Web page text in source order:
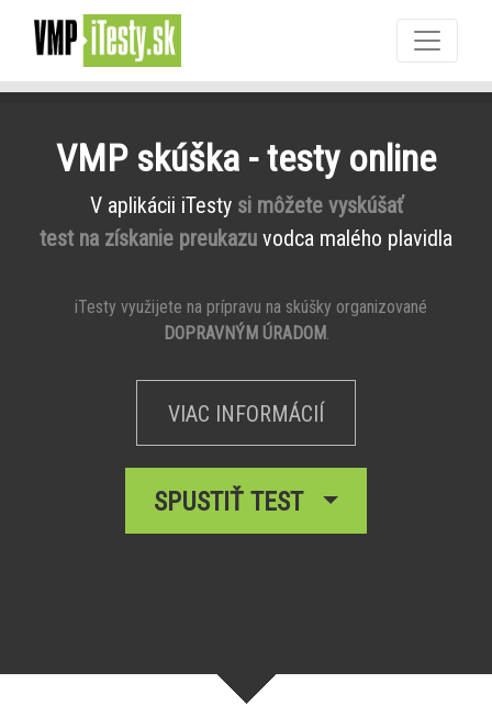
VMP skúška - testy online
V aplikácii iTesty si môžete vyskúšať
test na získanie preukazu vodca malého plavidla
iTesty využijete na prípravu na skúšky organizované
DOPRAVNÝM ÚRADOM.
VIAC INFORMÁCIÍ
SPUSTIŤ TEST